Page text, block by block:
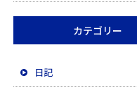
カテゴリー
日記